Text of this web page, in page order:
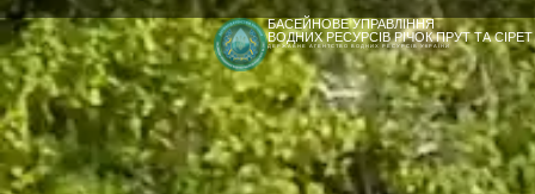
[newyear_garland]
БАСЕЙНОВЕ УПРАВЛІННЯ
ВОДНИХ РЕСУРСІВ РІЧОК ПРУТ ТА СІРЕТ
ДЕРЖАВНЕ АГЕНТСТВО ВОДНИХ РЕСУРСІВ УКРАЇНИ